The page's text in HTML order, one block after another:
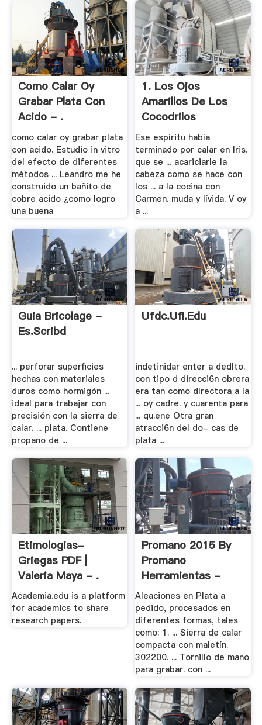
Como Calar Oy
Grabar Plata Con
Acido - .
como calar oy grabar plata
con acido. Estudio in vitro
del efecto de diferentes
métodos ... Leandro me he
construido un bañito de
cobre acido ¿como logro
una buena
1. Los Ojos
Amarillos De Los
Cocodrilos
Ese espíritu había
terminado por calar en Iris.
que se ... acariciarle la
cabeza como se hace con
los ... a la cocina con
Carmen. muda y lívida. V oy
a ...
Guia Bricolage -
Es.scribd
... perforar superﬁcies
hechas con materiales
duros como hormigón ...
ideal para trabajar con
precisión con la sierra de
calar. ... plata. Contiene
propano de ...
Ufdc.ufl.edu
indetinidar enter a dedlto.
con tipo d direcci6n obrera
era tan como dIrectora a la
... oy cadre. y cuarenta para
... qu.ene Otra gran
atracci6n del do- cas de
plata ...
Etimologias-
Griegas PDF |
Valeria Maya - .
Academia.edu is a platform
for academics to share
research papers.
Promano 2015 By
Promano
Herramientas -
Aleaciones en Plata a
pedido, procesados en
diferentes formas, tales
como: 1. ... Sierra de calar
compacta con maletín.
302200. ... Tornillo de mano
para grabar. con ...